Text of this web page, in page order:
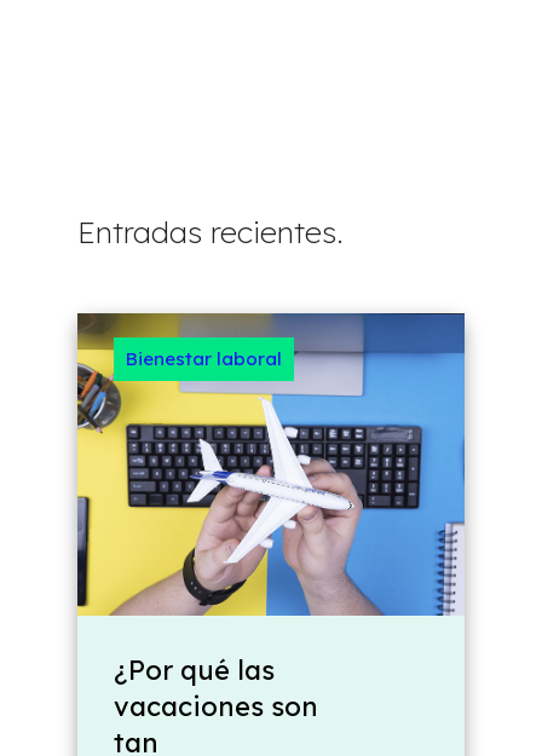
Entradas recientes.
Bienestar laboral
¿Por qué las
vacaciones son
tan